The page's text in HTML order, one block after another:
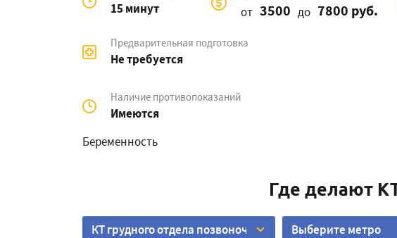
15 минут от 3500 до 7800 руб.
Предварительная подготовка
Не требуется
Наличие противопоказаний
Имеются
Беременность
Где делают
КТ грудного отдела позвоночника Выберите метро